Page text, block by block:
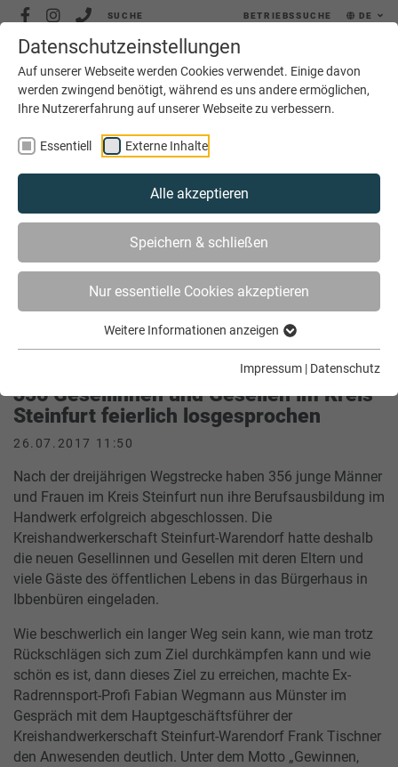
Datenschutzeinstellungen
Auf unserer Webseite werden Cookies verwendet. Einige davon
werden zwingend benötigt, während es uns andere ermöglichen,
Ihre Nutzererfahrung auf unserer Webseite zu verbessern.
Essentiell Externe Inhalte
Alle akzeptieren
Speichern & schließen
Nur essentielle Cookies akzeptieren
Weitere Informationen anzeigen
Impressum | Datenschutz
SUCHE BETRIEBSSUCHE DE
MENÜ
AKTUELLES
356 GESELLINNEN UND GESELLEN IM KREIS STEINFURT
FEIERLICH LOSGESPROCHEN
356 Gesellinnen und Gesellen im Kreis
Steinfurt feierlich losgesprochen
26.07.2017 11:50
Nach der dreijährigen Wegstrecke haben 356 junge Männer
und Frauen im Kreis Steinfurt nun ihre Berufsausbildung im
Handwerk erfolgreich abgeschlossen. Die
Kreishandwerkerschaft Steinfurt-Warendorf hatte deshalb
die neuen Gesellinnen und Gesellen mit deren Eltern und
viele Gäste des öffentlichen Lebens in das Bürgerhaus in
Ibbenbüren eingeladen.
Wie beschwerlich ein langer Weg sein kann, wie man trotz
Rückschlägen sich zum Ziel durchkämpfen kann und wie
schön es ist, dann dieses Ziel zu erreichen, machte Ex-
Radrennsport-Profi Fabian Wegmann aus Münster im
Gespräch mit dem Hauptgeschäftsführer der
Kreishandwerkerschaft Steinfurt-Warendorf Frank Tischner
den Anwesenden deutlich. Unter dem Motto „Gewinnen,